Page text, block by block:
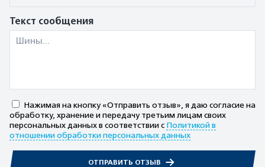
Текст сообщения
Нажимая на кнопку «Отправить отзыв», я даю согласие на
обработку, хранение и передачу третьим лицам своих
персональных данных в соответствии с Политикой в
отношении обработки персональных данных
ОТПРАВИТЬ ОТЗЫВ